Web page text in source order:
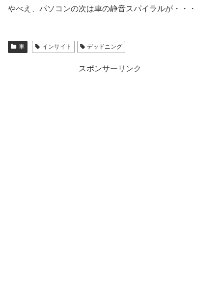
やべえ、パソコンの次は車の静音スパイラルが・・・
車 インサイト デッドニング
スポンサーリンク